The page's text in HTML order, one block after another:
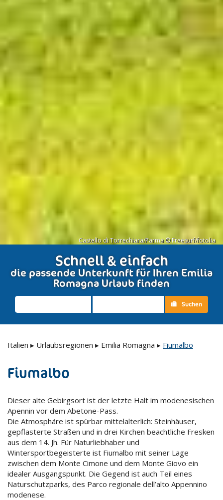
Castello di Torrechiara/Parma © Freesurf/fotolia
Schnell & einfach
die passende Unterkunft für Ihren Emilia
Romagna Urlaub finden
Suchen
Italien ▸ Urlaubsregionen ▸ Emilia Romagna ▸ Fiumalbo
Fiumalbo
Dieser alte Gebirgsort ist der letzte Halt im modenesischen
Apennin vor dem Abetone-Pass.
Die Atmosphäre ist spürbar mittelalterlich: Steinhäuser,
gepflasterte Straßen und in drei Kirchen beachtliche Fresken
aus dem 14. Jh. Für Naturliebhaber und
Wintersportbegeisterte ist Fiumalbo mit seiner Lage
zwischen dem Monte Cimone und dem Monte Giovo ein
idealer Ausgangspunkt. Die Gegend ist auch Teil eines
Naturschutzparks, des Parco regionale dell’alto Appennino
modenese.